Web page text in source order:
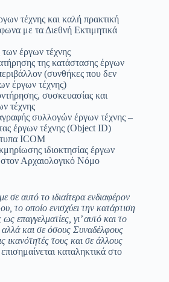
τέχνης και καλή πρακτική
με τα Διεθνή Εκτιμητικά
έργων τέχνης
της κατάστασης έργων
(συνθήκες που δεν
έργων τέχνης)
συσκευασίας και
τέχνης
συλλογών έργων τέχνης –
έργων τέχνης (Object ID)
ICOM
ιδιοκτησίας έργων
Αρχαιολογικό Νόμο
αυτό το ιδιαίτερα ενδιαφέρον
το οποίο ενισχύει την κατάρτιση
επαγγελματίες, γι’ αυτό και το
και σε όσους Συναδέλφους
ικανότητές τους και σε άλλους
καταληκτικά στο